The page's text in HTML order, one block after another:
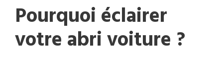
Pourquoi éclairer
votre abri voiture ?